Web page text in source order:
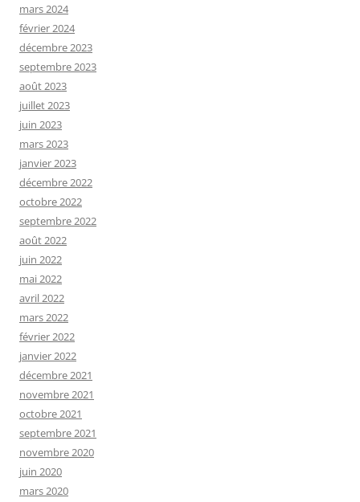
mars 2024
février 2024
décembre 2023
septembre 2023
août 2023
juillet 2023
juin 2023
mars 2023
janvier 2023
décembre 2022
octobre 2022
septembre 2022
août 2022
juin 2022
mai 2022
avril 2022
mars 2022
février 2022
janvier 2022
décembre 2021
novembre 2021
octobre 2021
septembre 2021
novembre 2020
juin 2020
mars 2020